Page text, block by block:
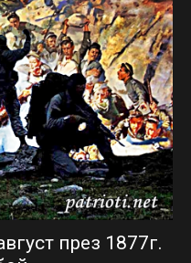
през 1877г.